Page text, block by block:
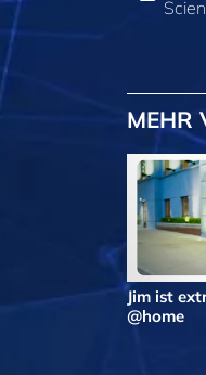
MEHR
Jim ist
@home